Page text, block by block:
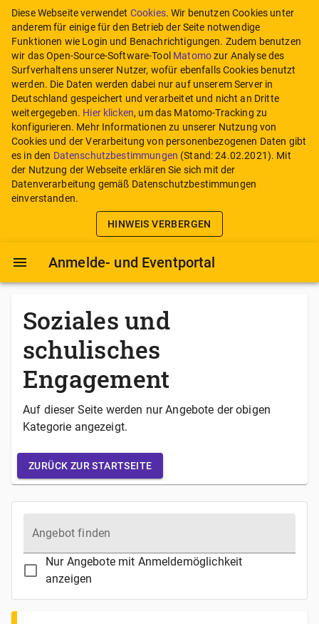
Diese Webseite verwendet Cookies. Wir benutzen Cookies unter
anderem für einige für den Betrieb der Seite notwendige
Funktionen wie Login und Benachrichtigungen. Zudem benutzen
wir das Open-Source-Software-Tool Matomozur Analyse des
Surfverhaltens unserer Nutzer, wofür ebenfalls Cookies benutzt
werden. Die Daten werden dabei nur auf unserem Server in
Deutschland gespeichert und verarbeitet und nicht an Dritte
weitergegeben. Hier klicken, um das Matomo-Tracking zu
konfigurieren. Mehr Informationen zu unserer Nutzung von
Cookies und der Verarbeitung von personenbezogenen Daten gibt
es in den Datenschutzbestimmungen (Stand:24.02.2021). Mit
der Nutzung der Webseite erklären Sie sich mit der
Datenverarbeitung gemäß Datenschutzbestimmungen
einverstanden.
HINWEIS VERBERGEN
Anmelde- und Eventportal
Soziales und
schulisches
Engagement
Auf dieser Seite werden nur Angebote der obigen
Kategorie angezeigt.
ZURÜCK ZUR STARTSEITE
Angebot finden
Nur Angebote mit Anmeldemöglichkeit
anzeigen